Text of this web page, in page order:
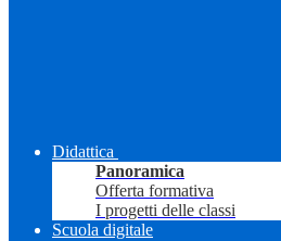
Didattica
Panoramica
Offerta formativa
I progetti delle classi
Scuola digitale